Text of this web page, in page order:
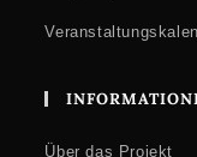
Über das Projekt